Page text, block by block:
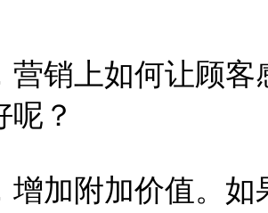
营销上如何让顾
呢？
增加附加价值。如